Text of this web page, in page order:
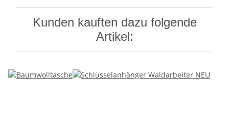
Kunden kauften dazu folgende
Artikel: